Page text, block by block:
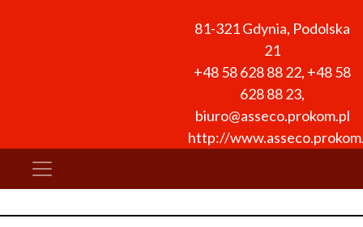
81-321Gdynia, Podolska
21
+48 58 628 88 22, +48 58
628 88 23,
biuro@asseco.prokom.pl
http://